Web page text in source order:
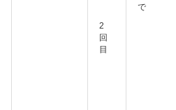
で
2
回
目